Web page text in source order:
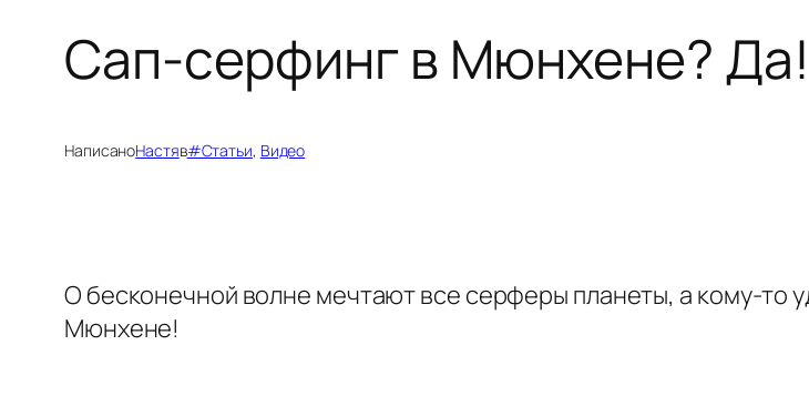
Сап-серфинг в Мюнхене? Да!
НаписаноНастяв#Статьи, Видео
О бесконечной волне мечтают все серферы планеты, а кому-то
Мюнхене!